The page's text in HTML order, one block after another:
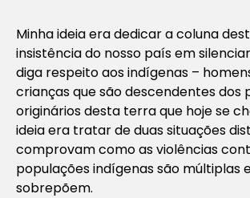
Minha ideia era dedicar a coluna
insistência do nosso país em
diga respeito aos indígenas –
crianças que são descendentes dos
originários desta terra que hoje se
ideia era tratar de duas situações
comprovam como as violências
populações indígenas são múltiplas
sobrepõem.